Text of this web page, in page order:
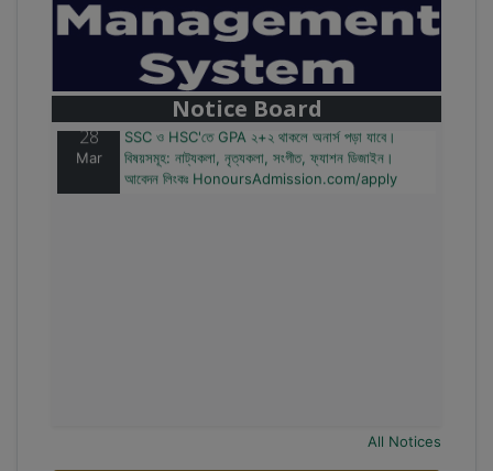
Notice Board
বাজেটের মধ্যে প্রাইভেট ইউনিভার্সিটিতে অনার্স পড়ার সুযোগ।
২০টির অধিক বিষয়, ৪ বছরে মোট খরচ ২ লক্ষ থেকে ৫ লক্ষ টাকা।
আবেদন লিংকঃ HonoursAdmission.com/apply
28
Mar
SSC ও HSC'তে GPA ২+২ থাকলে অনার্স পড়া যাবে।
বিষয়সমূহ: নাট্যকলা, নৃত্যকলা, সংগীত, ফ্যাশন ডিজাইন।
আবেদন লিংকঃ HonoursAdmission.com/apply
All Notices